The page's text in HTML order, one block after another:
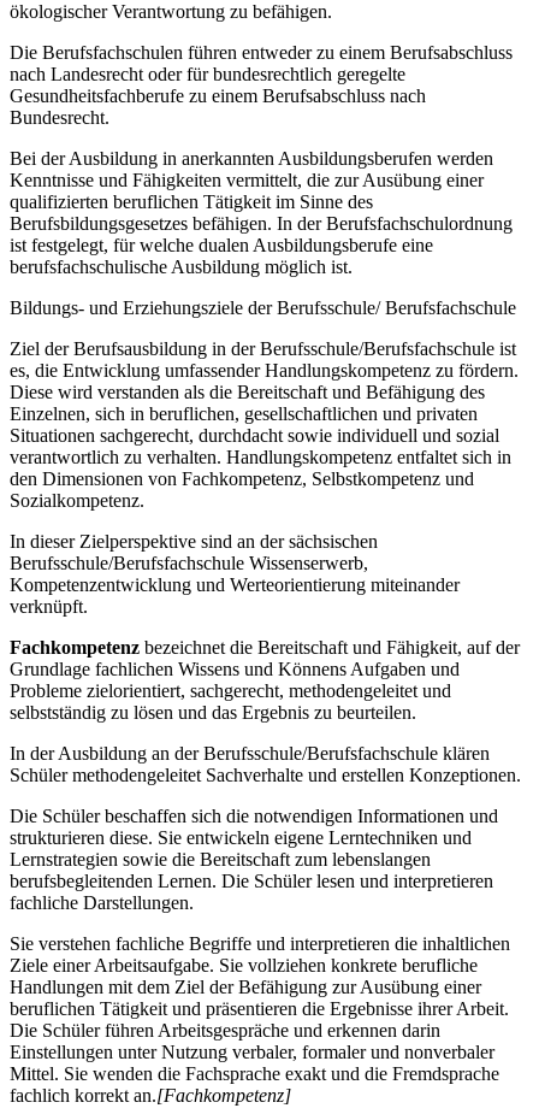
ökologischer Verantwortung zu befähigen.
Die Berufsfachschulen führen entweder zu einem Berufsabschluss
nach Landesrecht oder für bundesrechtlich geregelte
Gesundheitsfachberufe zu einem Berufsabschluss nach
Bundesrecht.
Bei der Ausbildung in anerkannten Ausbildungsberufen werden
Kenntnisse und Fähigkeiten vermittelt, die zur Ausübung einer
qualifizierten beruflichen Tätigkeit im Sinne des
Berufsbildungsgesetzes befähigen. In der Berufsfachschulordnung
ist festgelegt, für welche dualen Ausbildungsberufe eine
berufsfachschulische Ausbildung möglich ist.
Bildungs- und Erziehungsziele der Berufsschule/ Berufsfachschule
Ziel der Berufsausbildung in der Berufsschule/Berufsfachschule ist
es, die Entwicklung umfassender Handlungskompetenz zu fördern.
Diese wird verstanden als die Bereitschaft und Befähigung des
Einzelnen, sich in beruflichen, gesellschaftlichen und privaten
Situationen sachgerecht, durchdacht sowie individuell und sozial
verantwortlich zu verhalten. Handlungskompetenz entfaltet sich in
den Dimensionen von Fachkompetenz, Selbstkompetenz und
Sozialkompetenz.
In dieser Zielperspektive sind an der sächsischen
Berufsschule/Berufsfachschule Wissenserwerb,
Kompetenzentwicklung und Werteorientierung miteinander
verknüpft.
Fachkompetenz bezeichnet die Bereitschaft und Fähigkeit, auf der
Grundlage fachlichen Wissens und Könnens Aufgaben und
Probleme zielorientiert, sachgerecht, methodengeleitet und
selbstständig zu lösen und das Ergebnis zu beurteilen.
In der Ausbildung an der Berufsschule/Berufsfachschule klären
Schüler methodengeleitet Sachverhalte und erstellen Konzeptionen.
Die Schüler beschaffen sich die notwendigen Informationen und
strukturieren diese. Sie entwickeln eigene Lerntechniken und
Lernstrategien sowie die Bereitschaft zum lebenslangen
berufsbegleitenden Lernen. Die Schüler lesen und interpretieren
fachliche Darstellungen.
Sie verstehen fachliche Begriffe und interpretieren die inhaltlichen
Ziele einer Arbeitsaufgabe. Sie vollziehen konkrete berufliche
Handlungen mit dem Ziel der Befähigung zur Ausübung einer
beruflichen Tätigkeit und präsentieren die Ergebnisse ihrer Arbeit.
Die Schüler führen Arbeitsgespräche und erkennen darin
Einstellungen unter Nutzung verbaler, formaler und nonverbaler
Mittel. Sie wenden die Fachsprache exakt und die Fremdsprache
fachlich korrekt an.[Fachkompetenz]